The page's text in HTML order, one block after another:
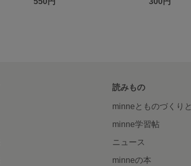
読みもの
minneとものづくりと
minne学習帖
ニュース
minneの本